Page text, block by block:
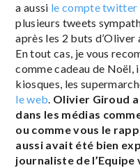
a aussi le compte twitter
plusieurs tweets
après les 2 buts d’Oliver
En tout cas, je vous
comme cadeau de Noël,
kiosques, les
le web. Olivier Giroud
dans les médias
ou comme vous le
aussi avait été bien
journaliste de